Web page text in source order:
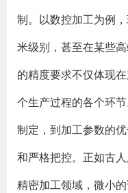
制。以数控加工为例
米级别，甚至在某些
的精度要求不仅体现
个生产过程的各个环
制定，到加工参数的
和严格把控。正如古
精密加工领域，微小